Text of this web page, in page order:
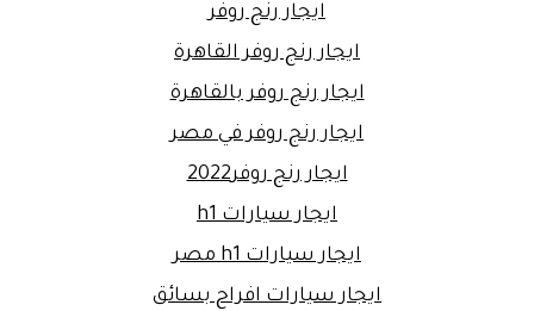
ايجار رنج روفر
ايجار رنج روفر القاهرة
ايجار رنج روفر بالقاهرة
ايجار رنج روفر في مصر
ايجار رنج روفر2022
ايجار سيارات h1
ايجار سيارات h1 مصر
ايجار سيارات افراح بسائق